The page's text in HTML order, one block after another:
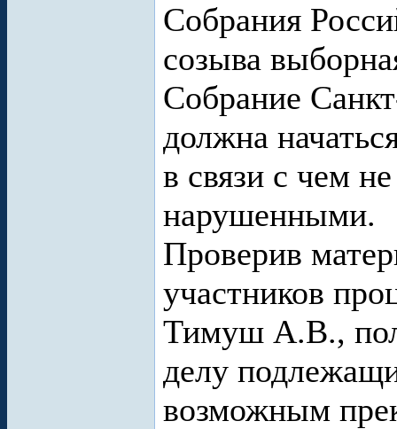
Собрания
созыва
Собрание
должна
в связи с чем
нарушенными.
Проверив
участников
Тимуш А.В.,
делу
возможным